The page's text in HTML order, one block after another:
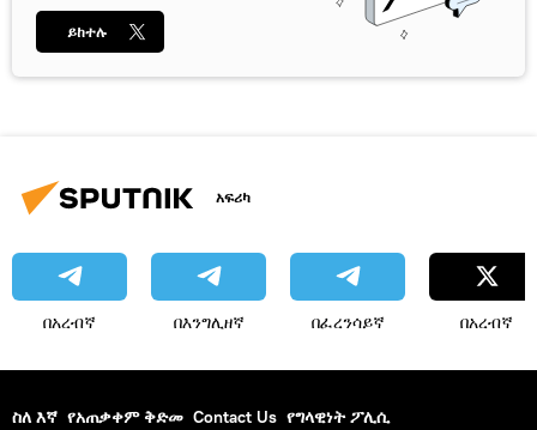
ይከተሉ
አፍሪካ
በአረብኛ በእንግሊዘኛ በፈረንሳይኛ በአረብኛ
ስለ እኛ የአጠቃቀም ቅድመ Contact Us የግላዊነት ፖሊሲ